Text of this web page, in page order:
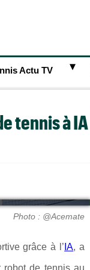
Actu TV ►
tennis à IA
Photo : @Acemate
grâce à l’ IA, a
de tennis au